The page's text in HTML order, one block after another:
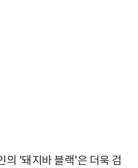
의 '돼지바 블랙'은 더욱 검